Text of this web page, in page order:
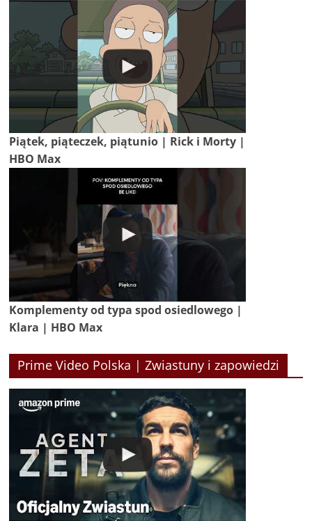
Piątek, piąteczek, piątunio | Rick i Morty |
HBO Max
Komplementy od typa spod osiedlowego |
Klara | HBO Max
Prime Video Polska | Zwiastuny i zapowiedzi